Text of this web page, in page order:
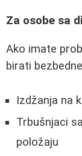
Za osobe sa
Ako imate
birati
Izdžanja na
Trbušnjaci
položaju